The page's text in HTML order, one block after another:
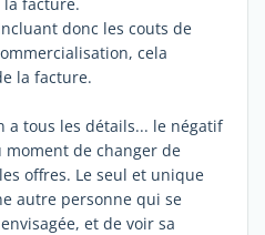
donc les couts de
cela
la facture.
a tous les détails... le négatif
de changer de
offres. Le seul et unique
autre personne qui se
et de voir sa